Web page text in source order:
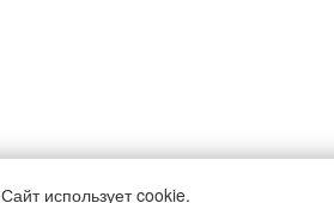
Сайт использует cookie.